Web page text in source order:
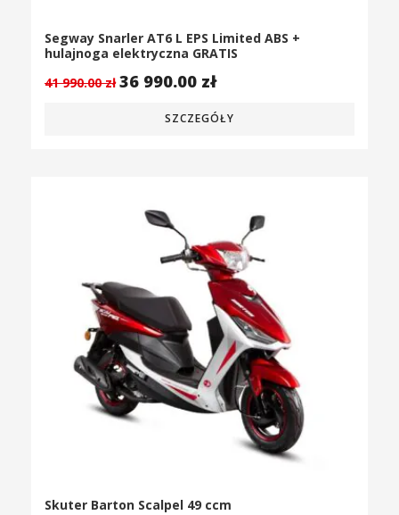
Segway Snarler AT6 L EPS Limited ABS +
hulajnoga elektryczna GRATIS
41 990.00zł 36 990.00 zł
SZCZEGÓŁY
Skuter Barton Scalpel 49 ccm